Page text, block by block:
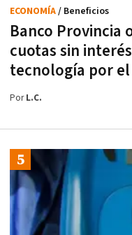
Banco Provincia
cuotas sin
tecnología por el
ECONOMÍA/ Beneficios
PorL.C.